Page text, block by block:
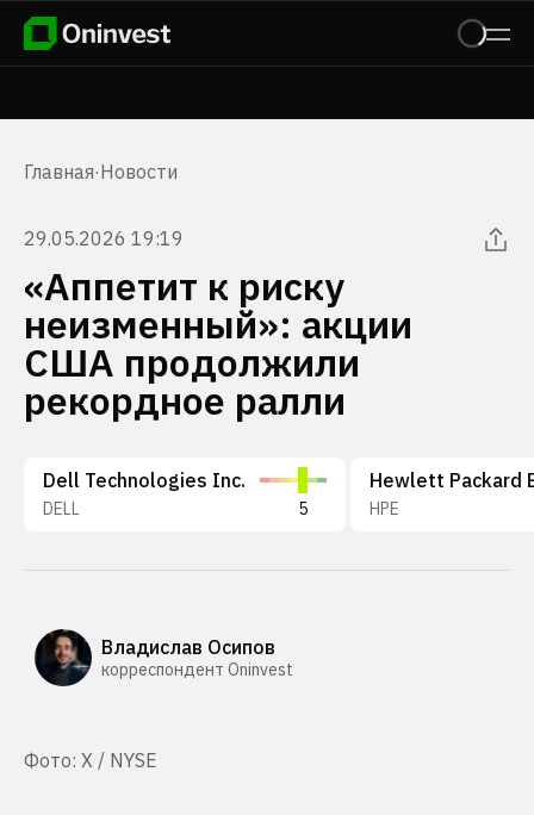
Главная·Новости
29.05.2026 19:19
«Аппетит к риску
неизменный»: акции
США продолжили
рекордное ралли
Dell Technologies Inc.
DELL 5 HPE
Владислав Осипов
корреспондент Oninvest
Фото: X / NYSE